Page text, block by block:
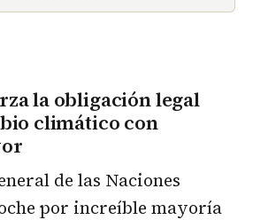
la obligación legal
climático con
de las Naciones
por increíble mayoría